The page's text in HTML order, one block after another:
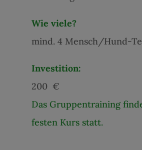
Wie viele?
mind. 4 Mensch/Hund-
Investition:
200 €
Das Gruppentraining
festen Kurs statt.